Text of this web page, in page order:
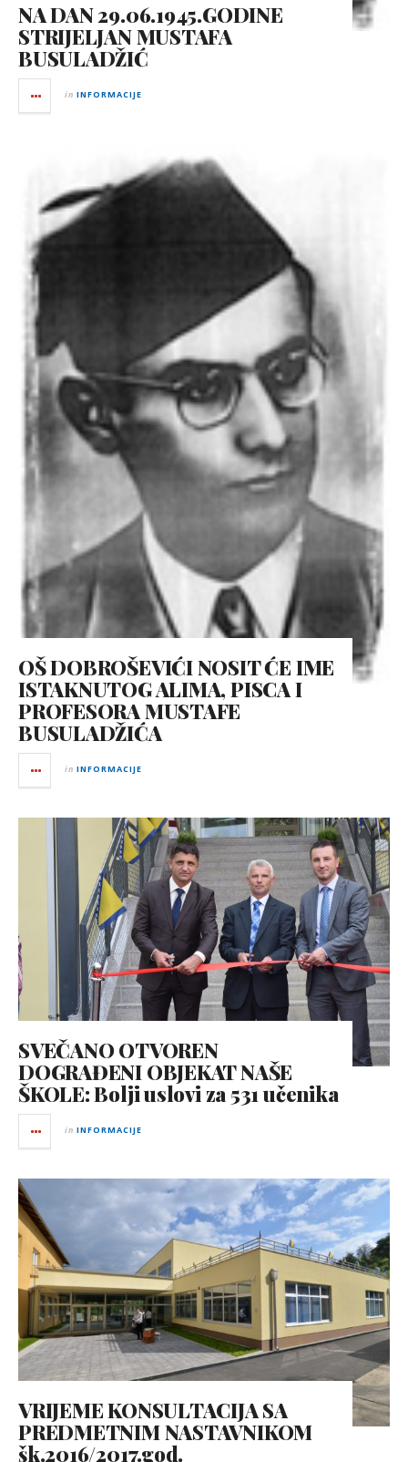
NA DAN 29.06.1945.GODINE
STRIJELJAN MUSTAFA
BUSULADŽIĆ
in INFORMACIJE
OŠ DOBROŠEVIĆI NOSIT ĆE IME
ISTAKNUTOG ALIMA, PISCA I
PROFESORA MUSTAFE
BUSULADŽIĆA
in INFORMACIJE
SVEČANO OTVOREN
DOGRAĐENI OBJEKAT NAŠE
ŠKOLE: Bolji uslovi za 531 učenika
in INFORMACIJE
VRIJEME KONSULTACIJA SA
PREDMETNIM NASTAVNIKOM
šk.2016/2017.god.